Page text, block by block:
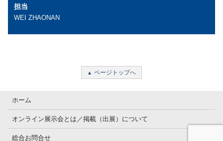
担当
WEI ZHAONAN
ページトップへ
ホーム
オンライン展示会とは／掲載（出展）について
総合お問合せ